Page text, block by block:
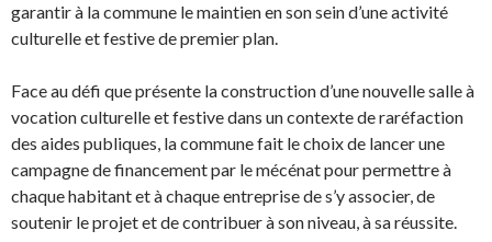
garantir à la commune le maintien en son sein d’une activité
culturelle et festive de premier plan.
Face au défi que présente la construction d’une nouvelle salle à
vocation culturelle et festive dans un contexte de raréfaction
des aides publiques, la commune fait le choix de lancer une
campagne de financement par le mécénat pour permettre à
chaque habitant et à chaque entreprise de s’y associer, de
soutenir le projet et de contribuer à son niveau, à sa réussite.